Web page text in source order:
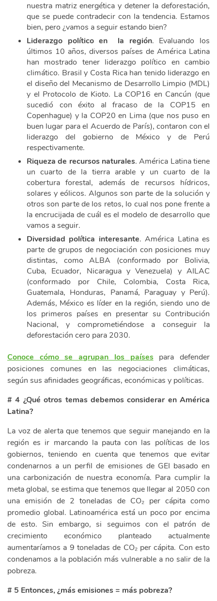
nuestra matriz energética y detener la deforestación,
que se puede contradecir con la tendencia. Estamos
bien, pero ¿vamos a seguir estando bien?
Liderazgo político en la región. Evaluando los
últimos 10 años, diversos países de América Latina
han mostrado tener liderazgo político en cambio
climático. Brasil y Costa Rica han tenido liderazgo en
el diseño del Mecanismo de Desarrollo Limpio (MDL)
y el Protocolo de Kioto. La COP16 en Cancún (que
sucedió con éxito al fracaso de la COP15 en
Copenhague) y la COP20 en Lima (que nos puso en
buen lugar para el Acuerdo de París), contaron con el
liderazgo del gobierno de México y de Perú
respectivamente.
Riqueza de recursos naturales. América Latina tiene
un cuarto de la tierra arable y un cuarto de la
cobertura forestal, además de recursos hídricos,
solares y eólicos. Algunos son parte de la solución y
otros son parte de los retos, lo cual nos pone frente a
la encrucijada de cuál es el modelo de desarrollo que
vamos a seguir.
Diversidad política interesante. América Latina es
parte de grupos de negociación con posiciones muy
distintas, como ALBA (conformado por Bolivia,
Cuba, Ecuador, Nicaragua y Venezuela) y AILAC
(conformado por Chile, Colombia, Costa Rica,
Guatemala, Honduras, Panamá, Paraguay y Perú).
Además, México es líder en la región, siendo uno de
los primeros países en presentar su Contribución
Nacional, y comprometiéndose a conseguir la
deforestación cero para 2030.
Conoce cómo se agrupan los paísespara defender
posiciones comunes en las negociaciones climáticas,
según sus afinidades geográficas, económicas y políticas.
# 4 ¿Qué otros temas debemos considerar en América
Latina?
La voz de alerta que tenemos que seguir manejando en la
región es ir marcando la pauta con las políticas de los
gobiernos, teniendo en cuenta que tenemos que evitar
condenarnos a un perfil de emisiones de GEI basado en
una carbonización de nuestra economía. Para cumplir la
meta global, se estima que tenemos que llegar al 2050 con
una emisión de 2 toneladas de CO₂ per cápita como
promedio global. Latinoamérica está un poco por encima
de esto. Sin embargo, si seguimos con el patrón de
crecimiento económico planteado actualmente
aumentaríamos a 9 toneladas de CO₂ per cápita. Con esto
condenamos a la población más vulnerable a no salir de la
pobreza.
# 5 Entonces, ¿más emisiones = más pobreza?